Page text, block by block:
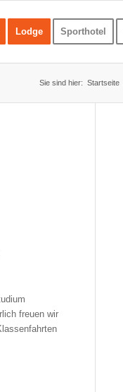
Lodge Sporthotel
Sie sind hier: Startseite
freuen wir